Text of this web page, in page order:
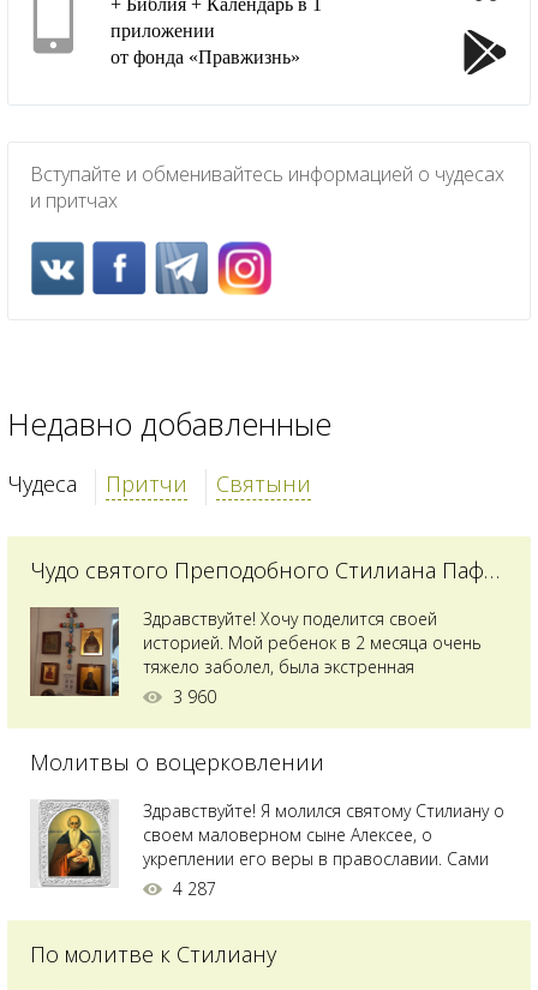
+ Библия + Календарь в 1
приложении
от фонда «Правжизнь»
Вступайте и обменивайтесь информацией о чудесах
и притчах
Недавно добавленные
Чудеса Притчи Святыни
Чудо святого Преподобного Стилиана Пафлагонского
Здравствуйте! Хочу поделится своей
историей. Мой ребенок в 2 месяца очень
тяжело заболел, была экстренная
сложнейшая операция, состояние после
святого Владимира я увидела незнакомую
позже прочитав про него, узнала про
Преподобного...
3 960
Молитвы о воцерковлении
Здравствуйте! Я молился святому Стилиану о
своем маловерном сыне Алексее, о
укреплении его веры в православии. Сами
мы с супругой воцерковлены. Через год
вершину. Приложились к множеству святынь
4 287
По молитве к Стилиану